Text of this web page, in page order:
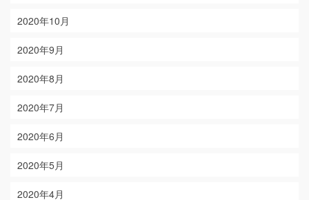
2020年10月
2020年9月
2020年8月
2020年7月
2020年6月
2020年5月
2020年4月